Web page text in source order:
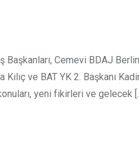
Cemevi BDAJ
ve BAT YK 2. Başkanı
yeni fikirleri ve gelecek